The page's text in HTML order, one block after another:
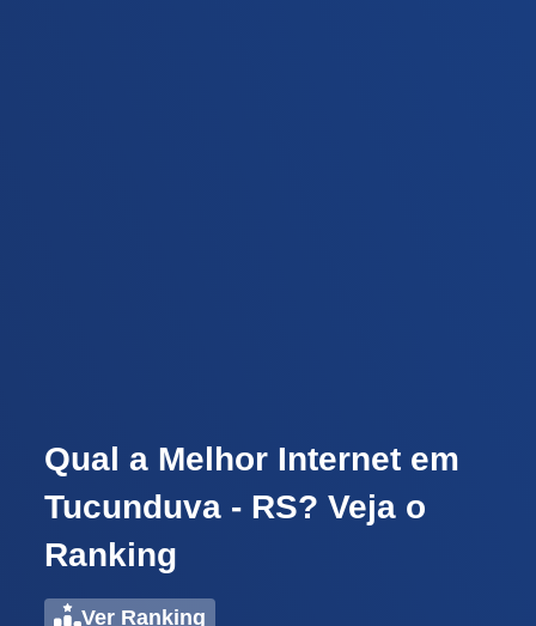
Qual a Melhor Internet em
Tucunduva - RS? Veja o
Ranking
Ver Ranking